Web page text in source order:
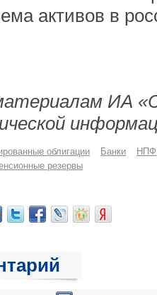
активов в
ИА
облигации Банки
НПФ
резервы